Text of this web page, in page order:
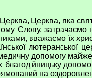
Церква, яка свято
Слову, затрачаємо
вважаємо їх
лютеранської
допомогу
благодійницьку
на